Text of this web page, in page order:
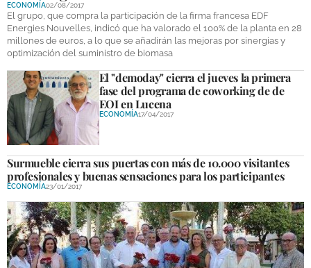
GALERÍAS
ECONOMÍA02/08/2017
El grupo, que compra la participación de la firma francesa EDF
Energies Nouvelles, indicó que ha valorado el 100% de la planta en 28
millones de euros, a lo que se añadirán las mejoras por sinergias y
optimización del suministro de biomasa
El "demoday" cierra el jueves la primera
fase del programa de coworking de de
EOI en Lucena
ECONOMÍA17/04/2017
Surmueble cierra sus puertas con más de 10.000 visitantes
profesionales y buenas sensaciones para los participantes
ECONOMÍA23/01/2017